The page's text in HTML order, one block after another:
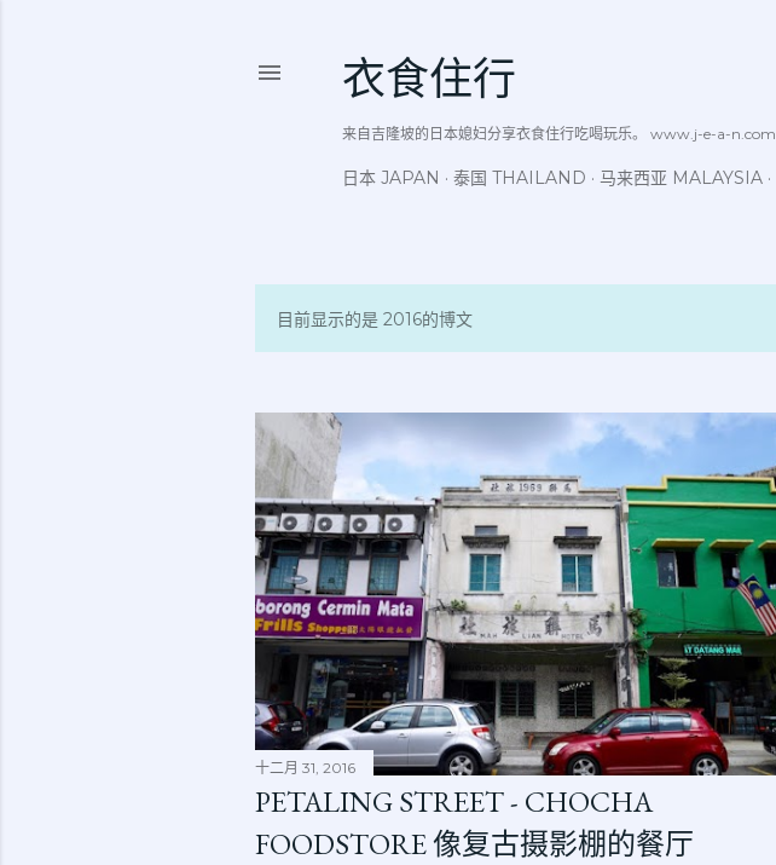
衣食住行
来自吉隆坡的日本媳妇分享衣食住行吃喝玩乐。 www.j-e-a-n.com
日本 JAPAN 泰国 THAILAND 马来西亚 MALAYSIA
博
目前显示的是 2016的博文
十二月 31, 2016
PETALING STREET - CHOCHA
FOODSTORE 像复古摄影棚的餐厅